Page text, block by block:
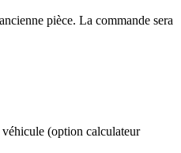
pièce. La commande sera
(option calculateur